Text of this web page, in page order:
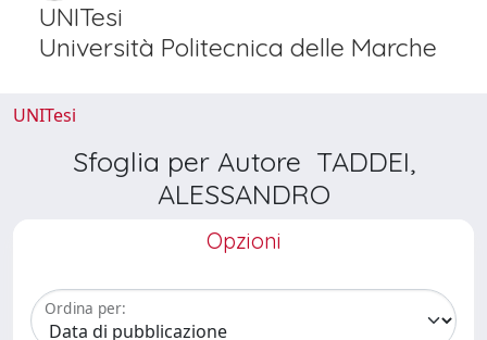
UNITesi
Università Politecnica delle Marche
UNITesi
Sfoglia per Autore TADDEI,
ALESSANDRO
Opzioni
Ordina per: